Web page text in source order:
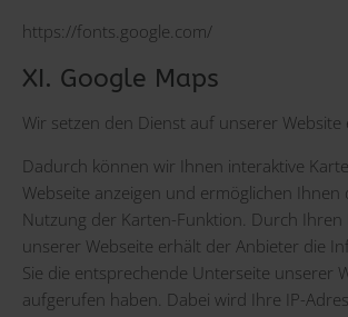
https://fonts.google.com/
XI. Google Maps
Wir setzen den Dienst auf unserer Website
Dadurch können wir Ihnen interaktive
Webseite anzeigen und ermöglichen
Nutzung der Karten-Funktion. Durch Ihren
unserer Webseite erhält der Anbieter die
Sie die entsprechende Unterseite unserer
aufgerufen haben. Dabei wird Ihre IP-